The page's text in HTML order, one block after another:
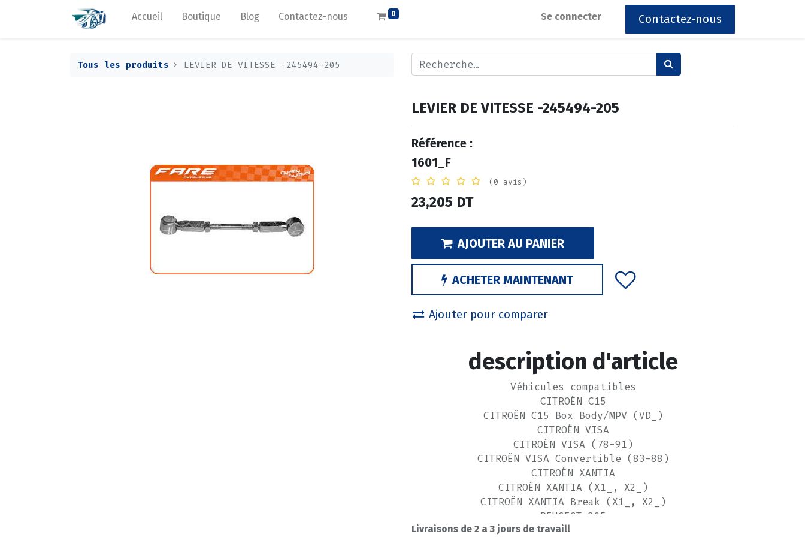
Accueil Boutique Blog Contactez-nous 0 Se connecter Contactez-nous
Tous les produits LEVIER DE VITESSE -245494-205
LEVIER DE VITESSE -245494-205
Référence :
1601_F
(0 avis)
23,205 DT
AJOUTER AU PANIER
ACHETER MAINTENANT
Ajouter pour comparer
description d'article
Véhicules compatibles
CITROËN C15
CITROËN C15 Box Body/MPV (VD_)
CITROËN VISA
CITROËN VISA (78-91)
CITROËN VISA Convertible (83-88)
CITROËN XANTIA
CITROËN XANTIA (X1_, X2_)
CITROËN XANTIA Break (X1_, X2_)
PEUGEOT 205
PEUGEOT 205 I (741A/C)
Livraisons de 2 a 3 jours de travaill